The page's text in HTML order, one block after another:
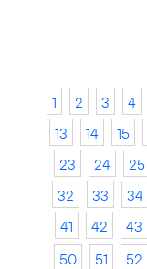
1 2 3 4
13
14 15
23
24 25
32
33 34
41
42 43
50
51 52